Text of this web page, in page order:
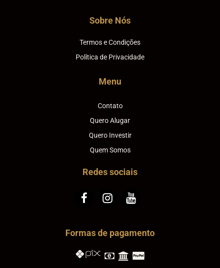
Sobre Nós
Termos e Condições
Política de Privacidade
Menu
Contato
Quero Alugar
Quero Investir
Quem Somos
Redes sociais
Formas de pagamento